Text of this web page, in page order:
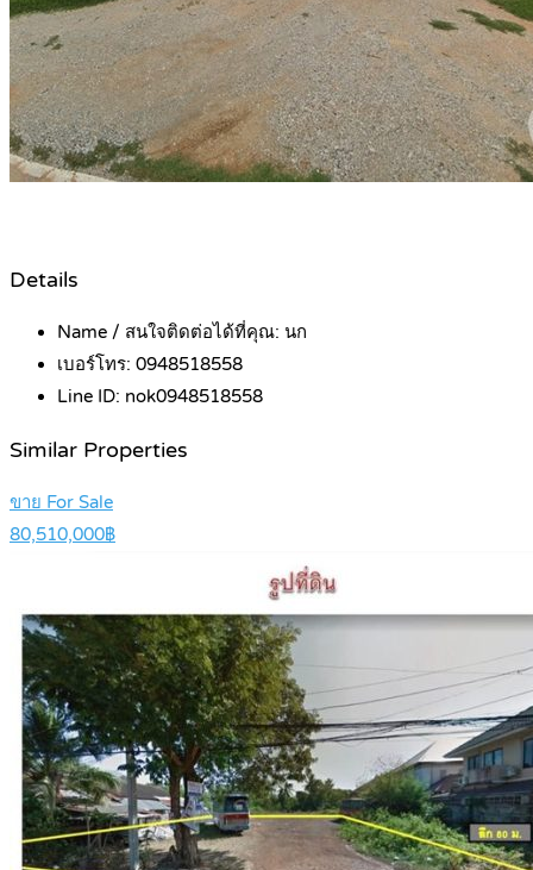
Details
Name / สนใจติดต่อได้ที่คุณ: นก
เบอร์โทร: 0948518558
Line ID: nok0948518558
Similar Properties
ขาย For Sale
80,510,000฿